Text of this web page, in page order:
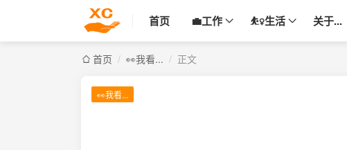
首页 💼工作 ⛹️‍♀️生活 关于...
首页 / 👀我看... / 正文
👀我看...